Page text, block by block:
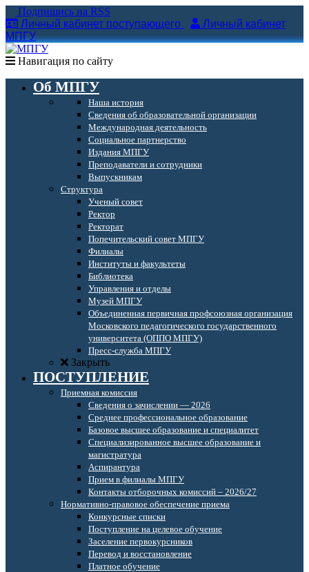
Подпишись на RSS
Личный кабинет поступающего
Личный кабинет
МПГУ
Навигация по сайту
Об МПГУ
Наша история
Сведения об образовательной организации
Международная деятельность
Социальное партнерство
Издания МПГУ
Преподаватели и сотрудники
Выпускникам
Структура
Ученый совет
Ректор
Ректорат
Попечительский совет МПГУ
Филиалы
Институты и факультеты
Библиотека
Управления и отделы
Музей МПГУ
Объединенная первичная профсоюзная организация
Московского педагогического государственного
университета (ОППО МПГУ)
Пресс-служба МПГУ
Закрыть
ПОСТУПЛЕНИЕ
Приемная комиссия
Сведения о зачислении — 2026
Среднее профессиональное образование
Базовое высшее образование и специалитет
Специализированное высшее образование и
магистратура
Аспирантура
Прием в филиалы МПГУ
Контакты отборочных комиссий – 2026/27
Нормативно-правовое обеспечение приема
Конкурсные списки
Поступление на целевое обучение
Заселение первокурсников
Перевод и восстановление
Платное обучение